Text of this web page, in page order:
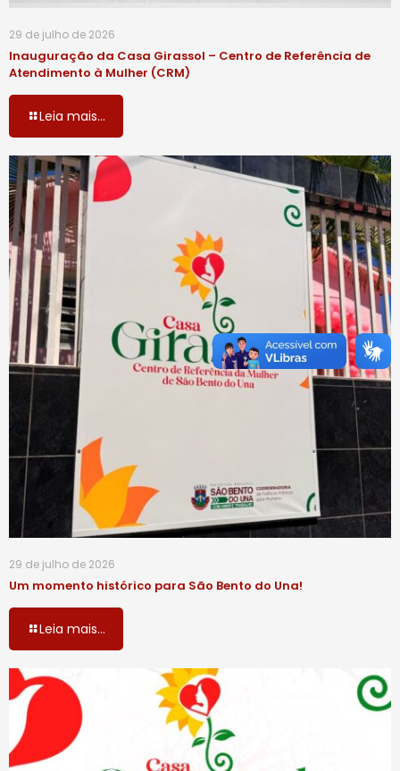
29 de julho de 2026
Inauguração da Casa Girassol – Centro de Referência de
Atendimento à Mulher (CRM)
Leia mais...
29 de julho de 2026
Um momento histórico para São Bento do Una!
Leia mais...